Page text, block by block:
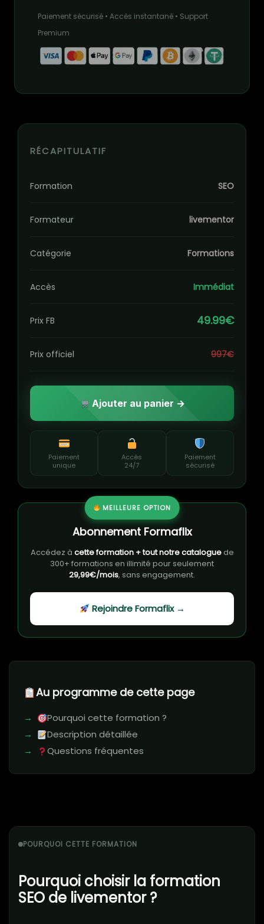
Paiement sécurisé • Accès instantané • Support
Premium
Au programme de cette page
Pourquoi cette formation ?
Description détaillée
Questions fréquentes
POURQUOI CETTE FORMATION
Pourquoi choisir la formation
SEO de livementor ?
RÉCAPITULATIF
Formation SEO
Formateur livementor
Catégorie Formations
Accès Immédiat
Prix FB 49.99€
Prix officiel 997€
Ajouter au panier →
Paiement
unique
Accès
24/7
Paiement
sécurisé
MEILLEURE OPTION
Abonnement Formaflix
Accédez à cette formation + tout notre cataloguede
300+ formations en illimité pour seulement
29,99€/mois, sans engagement.
Rejoindre Formaflix →